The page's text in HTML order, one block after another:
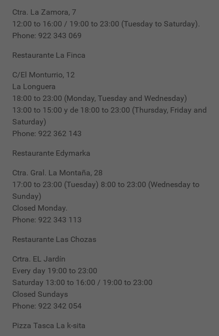
Ctra. La Zamora, 7
12:00 to 16:00 / 19:00 to 23:00 (Tuesday to Saturday).
Phone: 922 343 069
Restaurante La Finca
C/El Monturrio, 12
La Longuera
18:00 to 23:00 (Monday, Tuesday and Wednesday)
13:00 to 15:00 y de 18:00 to 23:00 (Thursday, Friday and
Saturday)
Phone: 922 362 143
Restaurante Edymarka
Ctra. Gral. La Montaña, 28
17:00 to 23:00 (Tuesday) 8:00 to 23:00 (Wednesday to
Sunday)
Closed Monday.
Phone: 922 343 113
Restaurante Las Chozas
Crtra. EL Jardín
Every day 19:00 to 23:00
Saturday 13:00 to 16:00 / 19:00 to 23:00
Closed Sundays
Phone: 922 342 054
Pizza Tasca La k-sita